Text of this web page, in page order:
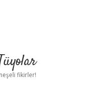
fikirler!